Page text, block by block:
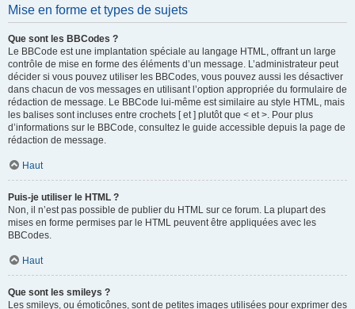
Mise en forme et types de sujets
Que sont les BBCodes ?
Le BBCode est une implantation spéciale au langage HTML, offrant un large
contrôle de mise en forme des éléments d’un message. L’administrateur peut
décider si vous pouvez utiliser les BBCodes, vous pouvez aussi les désactiver
dans chacun de vos messages en utilisant l’option appropriée du formulaire de
rédaction de message. Le BBCode lui-même est similaire au style HTML, mais
les balises sont incluses entre crochets [ et ] plutôt que < et >. Pour plus
d’informations sur le BBCode, consultez le guide accessible depuis la page de
rédaction de message.
Haut
Puis-je utiliser le HTML ?
Non, il n’est pas possible de publier du HTML sur ce forum. La plupart des
mises en forme permises par le HTML peuvent être appliquées avec les
BBCodes.
Haut
Que sont les smileys ?
Les smileys, ou émoticônes, sont de petites images utilisées pour exprimer des